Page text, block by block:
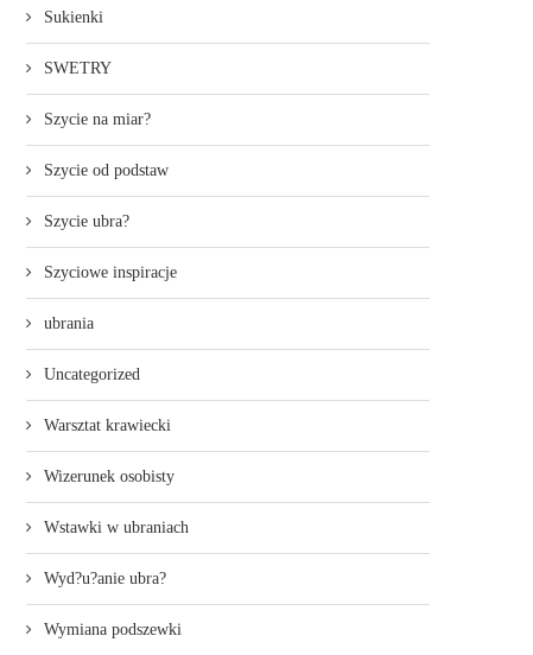
Sukienki
SWETRY
Szycie na miar?
Szycie od podstaw
Szycie ubra?
Szyciowe inspiracje
ubrania
Uncategorized
Warsztat krawiecki
Wizerunek osobisty
Wstawki w ubraniach
Wyd?u?anie ubra?
Wymiana podszewki